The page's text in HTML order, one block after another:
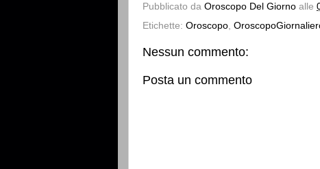
Pubblicato da Oroscopo Del Giorno alle
Etichette: Oroscopo
Nessun commento:
Posta un commento